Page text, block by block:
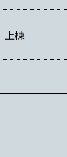
上棟